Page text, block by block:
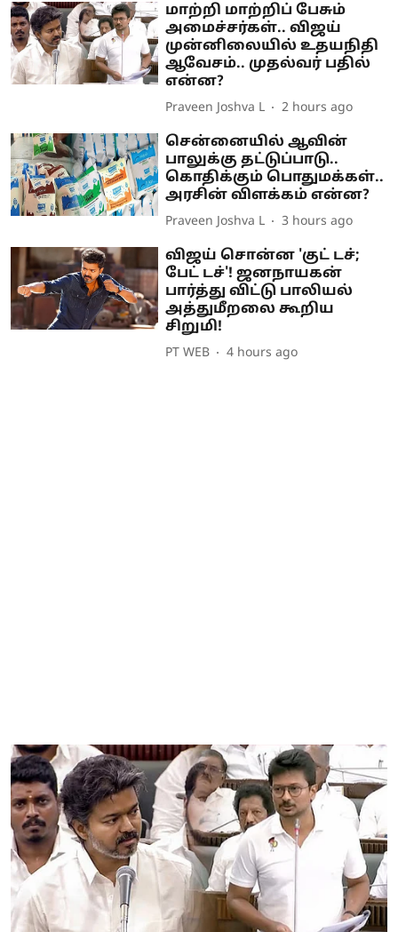
மாற்றி மாற்றிப் பேசும்
அமைச்சர்கள்.. விஜய்
முன்னிலையில் உதயநிதி
ஆவேசம்.. முதல்வர் பதில்
என்ன?
Praveen Joshva L 2 hours ago
சென்னையில் ஆவின்
பாலுக்கு தட்டுப்பாடு..
கொதிக்கும் பொதுமக்கள்..
அரசின் விளக்கம் என்ன?
Praveen Joshva L 3 hours ago
விஜய் சொன்ன 'குட் டச்;
பேட் டச்'! ஜனநாயகன்
பார்த்து விட்டு பாலியல்
அத்துமீறலை கூறிய
சிறுமி!
PT WEB 4 hours ago